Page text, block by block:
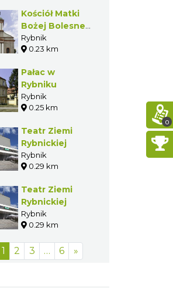
Kościół Matki
Bożej Bolesnej
w Rybniku
Rybnik
0.23 km
Pałac w
Rybniku
Rybnik
0.25 km
Teatr Ziemi
Rybnickiej
Rybnik
0.29 km
Teatr Ziemi
Rybnickiej
Rybnik
0.29 km
1 2 3 … 6 »
0